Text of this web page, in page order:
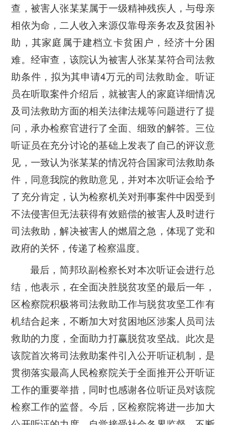
查，被害人张某某属于一级精神残疾人，与母亲
相依为命，二人收入来源仅靠母亲务农及贫困补
助，其家庭属于建档立卡贫困户，经济十分困
难。经审查，该院认为被害人张某某符合司法救
助条件，拟为其申请4万元的司法救助金。听证
员在听取案件介绍后，就被害人的家庭详细情况
及司法救助方面的相关法律法规等问题进行了提
问，承办检察官进行了全面、细致的解答。三位
听证员在充分讨论的基础上发表了自己的评议意
见，一致认为张某某的情况符合国家司法救助条
件，同意我院的救助意见，并对本次听证会给予
了充分肯定，认为检察机关对刑事案件中因受到
不法侵害但无法获得有效赔偿的被害人及时进行
司法救助，解决被害人的燃眉之急，体现了党和
政府的关怀，传递了检察温度。
最后，简邦玖副检察长对本次听证会进行总
结，他表示，在全面决胜脱贫攻坚的最后一年，
区检察院积极将司法救助工作与脱贫攻坚工作有
机结合起来，不断加大对贫困地区涉案人员司法
救助的力度，全面助力打赢脱贫攻坚战。此次是
该院首次将司法救助案件引入公开听证机制，是
贯彻落实最高人民检察院关于全面推开公开听证
工作的重要举措，同时也感谢各位听证员对该院
检察工作的监督。今后，区检察院将进一步加大